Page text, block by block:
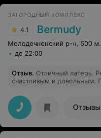
ЗАГОРОДНЫЙ КОМПЛЕКС
4.1 Bermudy
до 22:00
Отзыв. Отличный лагерь.
счастливым и довольным.
спортивная инфраструктура.
Отзывы